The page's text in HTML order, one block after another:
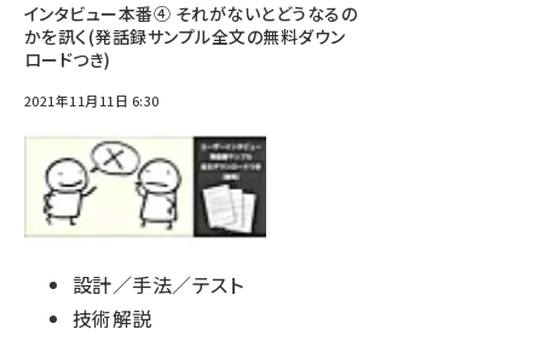
インタビュー本番④ それがないとどうなるの
かを訊く(発話録サンプル全文の無料ダウン
ロードつき)
2021年11月11日 6:30
設計／手法／テスト
技術解説